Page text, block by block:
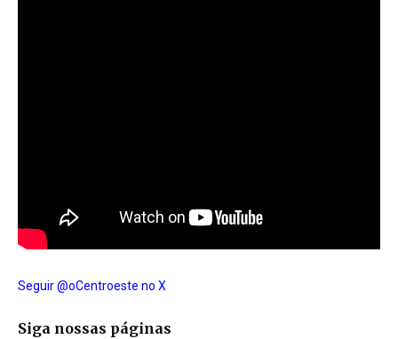
Seguir @oCentroeste no X
Siga nossas páginas